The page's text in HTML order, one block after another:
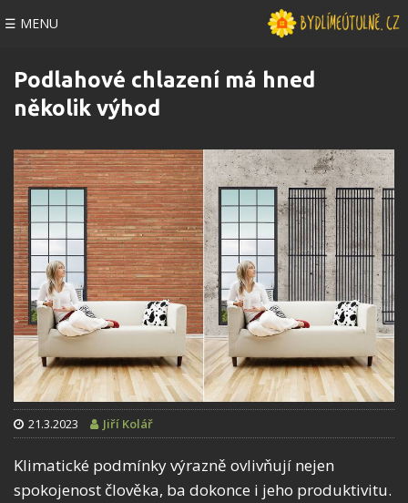
☰ MENU
Podlahové chlazení má hned
několik výhod
21.3.2023 Jiří Kolář
Klimatické podmínky výrazně ovlivňují nejen
spokojenost člověka, ba dokonce i jeho produktivitu.